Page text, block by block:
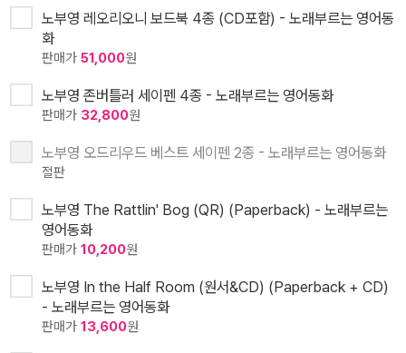
노부영 레오리오니 보드북 4종 (CD포함) - 노래부르는 영어동
화
판매가 51,000원
노부영 존버틀러 세이펜 4종 - 노래부르는 영어동화
판매가 32,800원
노부영 오드리우드 베스트 세이펜 2종 - 노래부르는 영어동화
절판
노부영 The Rattlin' Bog (QR) (Paperback) - 노래부르는
영어동화
판매가 10,200원
노부영 In the Half Room (원서&CD) (Paperback + CD)
- 노래부르는 영어동화
판매가 13,600원